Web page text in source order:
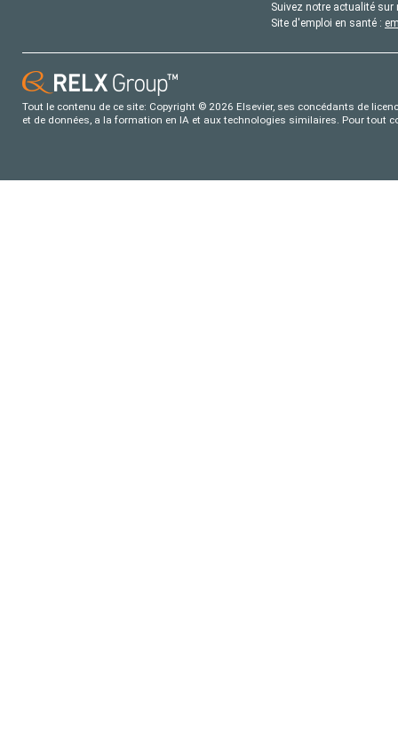
Suivez notre actualité sur
Site d'emploi en santé :
Tout le contenu de ce site: Copyright © 2026 Elsevier, ses concédants de
et de données, a la formation en IA et aux technologies similaires. Pour tout